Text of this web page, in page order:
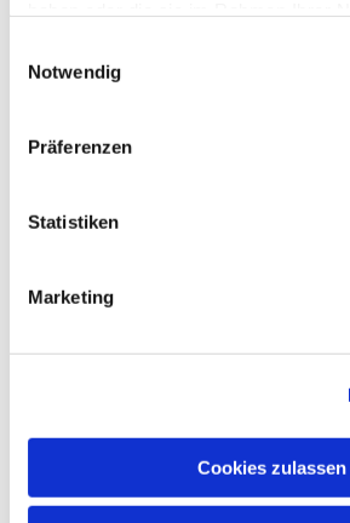
Notwendig
Präferenzen
Statistiken
Marketing
Cookies zulassen
Dies könnte Sie